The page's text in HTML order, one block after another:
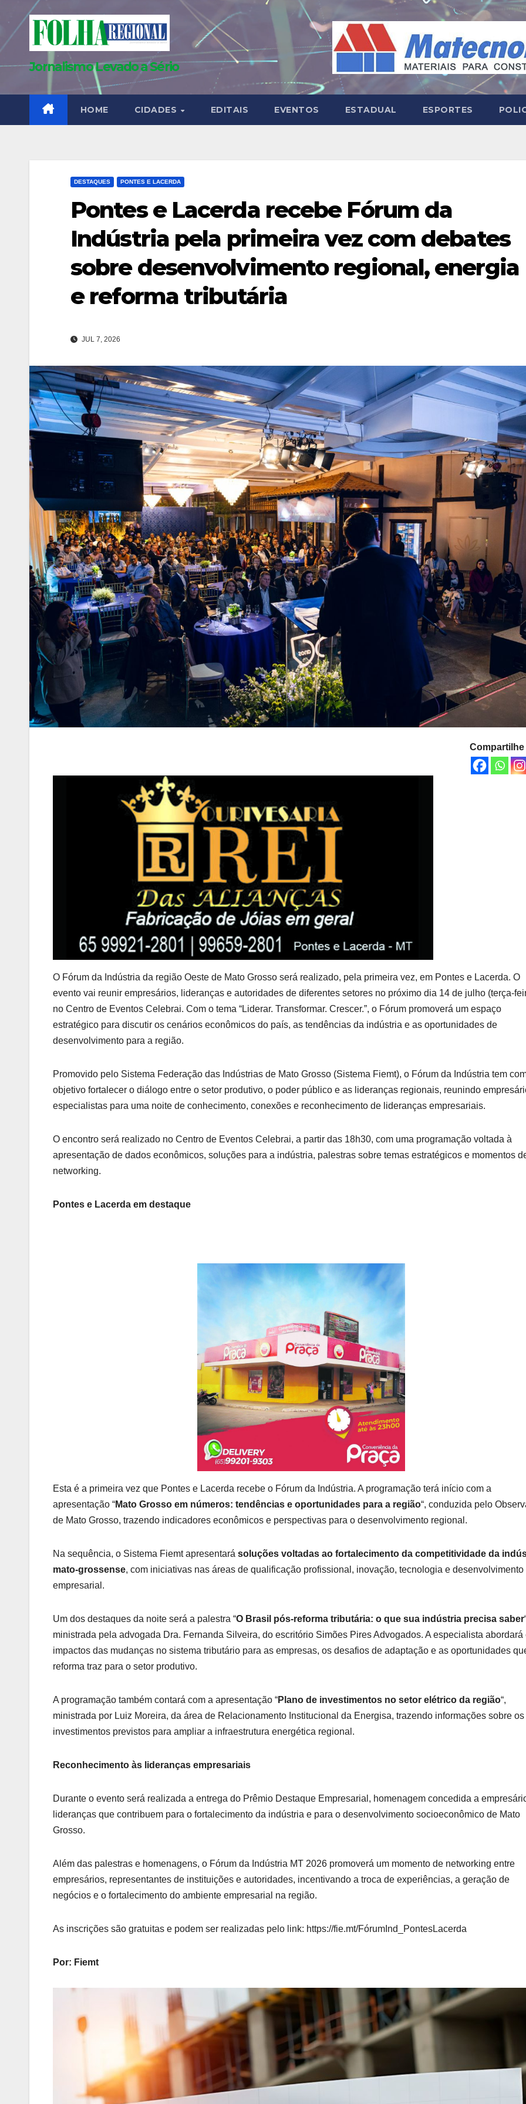
content
Jornalismo Levado a Sério
HOME CIDADES EDITAIS EVENTOS ESTADUAL ESPORTES
DESTAQUES PONTES E LACERDA
Pontes e Lacerda recebe Fórum da
Indústria pela primeira vez com debates
sobre desenvolvimento regional, energia
e reforma tributária
JUL 7, 2026
Compartilhe
O Fórum da Indústria da região Oeste de Mato Grosso será realizado, pela primeira vez, em Pontes e Lacerda. O
evento vai reunir empresários, lideranças e autoridades de diferentes setores no próximo dia 14 de julho (terça-
no Centro de Eventos Celebrai. Com o tema “Liderar. Transformar. Crescer.”, o Fórum promoverá um espaço
estratégico para discutir os cenários econômicos do país, as tendências da indústria e as oportunidades de
desenvolvimento para a região.
Promovido pelo Sistema Federação das Indústrias de Mato Grosso (Sistema Fiemt), o Fórum da Indústria tem
objetivo fortalecer o diálogo entre o setor produtivo, o poder público e as lideranças regionais, reunindo
especialistas para uma noite de conhecimento, conexões e reconhecimento de lideranças empresariais.
O encontro será realizado no Centro de Eventos Celebrai, a partir das 18h30, com uma programação voltada à
apresentação de dados econômicos, soluções para a indústria, palestras sobre temas estratégicos e momentos
networking.
Pontes e Lacerda em destaque
Esta é a primeira vez que Pontes e Lacerda recebe o Fórum da Indústria. A programação terá início com a
apresentação “Mato Grosso em números: tendências e oportunidades para a região“, conduzida pelo
de Mato Grosso, trazendo indicadores econômicos e perspectivas para o desenvolvimento regional.
Na sequência, o Sistema Fiemt apresentará soluções voltadas ao fortalecimento da competitividade da
mato-grossense, com iniciativas nas áreas de qualificação profissional, inovação, tecnologia e desenvolvimento
empresarial.
Um dos destaques da noite será a palestra “O Brasil pós-reforma tributária: o que sua indústria precisa saber
ministrada pela advogada Dra. Fernanda Silveira, do escritório Simões Pires Advogados. A especialista abordará
impactos das mudanças no sistema tributário para as empresas, os desafios de adaptação e as oportunidades
reforma traz para o setor produtivo.
A programação também contará com a apresentação “Plano de investimentos no setor elétrico da região“,
ministrada por Luiz Moreira, da área de Relacionamento Institucional da Energisa, trazendo informações sobre os
investimentos previstos para ampliar a infraestrutura energética regional.
​Reconhecimento às lideranças empresariais
Durante o evento será realizada a entrega do Prêmio Destaque Empresarial, homenagem concedida a
lideranças que contribuem para o fortalecimento da indústria e para o desenvolvimento socioeconômico de Mato
Grosso.
Além das palestras e homenagens, o Fórum da Indústria MT 2026 promoverá um momento de networking entre
empresários, representantes de instituições e autoridades, incentivando a troca de experiências, a geração de
negócios e o fortalecimento do ambiente empresarial na região.
As inscrições são gratuitas e podem ser realizadas pelo link: https://fie.mt/FórumInd_PontesLacerda
Por: Fiemt